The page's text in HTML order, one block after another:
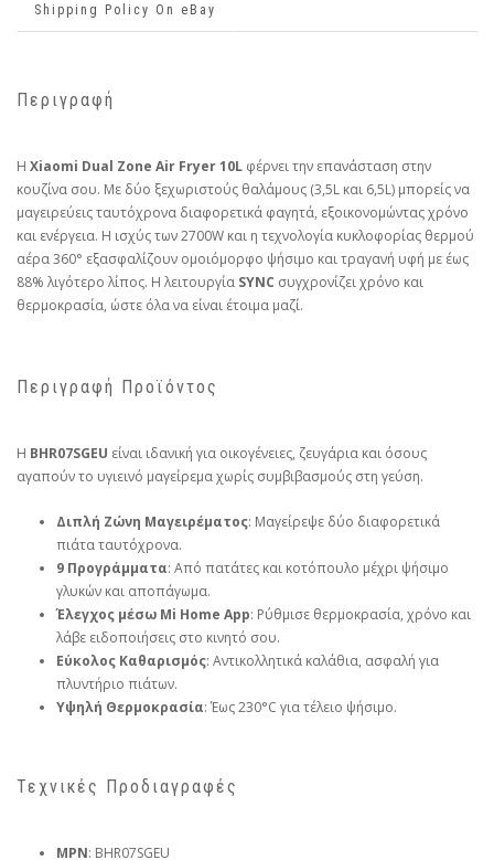
Shipping Policy On eBay
Περιγραφή
Η Xiaomi Dual Zone Air Fryer 10L φέρνει την επανάσταση στην
κουζίνα σου. Με δύο ξεχωριστούς θαλάμους (3,5L και 6,5L) μπορείς να
μαγειρεύεις ταυτόχρονα διαφορετικά φαγητά, εξοικονομώντας χρόνο
και ενέργεια. Η ισχύς των 2700W και η τεχνολογία κυκλοφορίας θερμού
αέρα 360° εξασφαλίζουν ομοιόμορφο ψήσιμο και τραγανή υφή με έως
88% λιγότερο λίπος. Η λειτουργία SYNC συγχρονίζει χρόνο και
θερμοκρασία, ώστε όλα να είναι έτοιμα μαζί.
Περιγραφή Προϊόντος
Η BHR07SGEU είναι ιδανική για οικογένειες, ζευγάρια και όσους
αγαπούν το υγιεινό μαγείρεμα χωρίς συμβιβασμούς στη γεύση.
Διπλή Ζώνη Μαγειρέματος: Μαγείρεψε δύο διαφορετικά
πιάτα ταυτόχρονα.
9 Προγράμματα: Από πατάτες και κοτόπουλο μέχρι ψήσιμο
γλυκών και αποπάγωμα.
Έλεγχος μέσω Mi Home App: Ρύθμισε θερμοκρασία, χρόνο και
λάβε ειδοποιήσεις στο κινητό σου.
Εύκολος Καθαρισμός: Αντικολλητικά καλάθια, ασφαλή για
πλυντήριο πιάτων.
Υψηλή Θερμοκρασία: Έως 230°C για τέλειο ψήσιμο.
Τεχνικές Προδιαγραφές
MPN: BHR07SGEU